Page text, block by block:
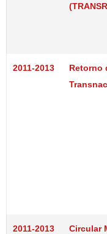
2011-2013
Retorno
2011-2013
Circular